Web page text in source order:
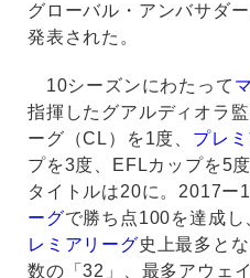
グローバル・アンバサダ
発表された。
10シーズンにわたって
指揮したグアルディオラ
ーグ（CL）を1度、 プレ
プを3度、EFLカップを5
タイトルは20に。2017ー
ーグで勝ち点100を達成し
レミアリーグ史上最多と
数の「32」、最多アウェ